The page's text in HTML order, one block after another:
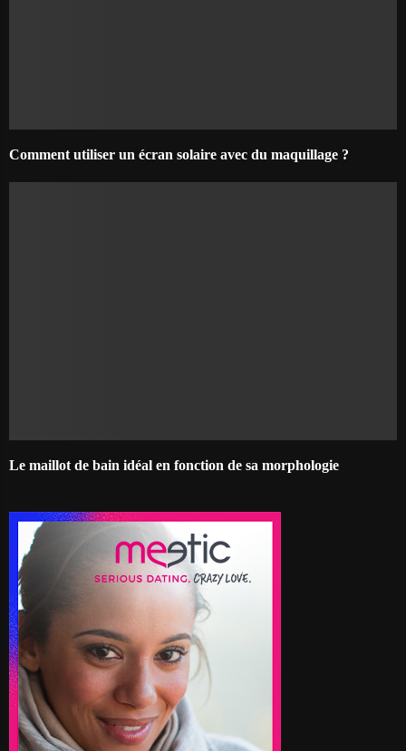
Comment utiliser un écran solaire avec du maquillage ?
Le maillot de bain idéal en fonction de sa morphologie